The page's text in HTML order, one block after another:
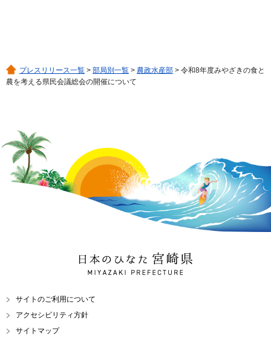
プレスリリース一覧 > 部局別一覧 > 農政水産部 > 令和8年度みやざきの食と
農を考える県民会議総会の開催について
日本のひなた 宮崎県
MIYAZAKI PREFECTURE
サイトのご利用について
アクセシビリティ方針
サイトマップ